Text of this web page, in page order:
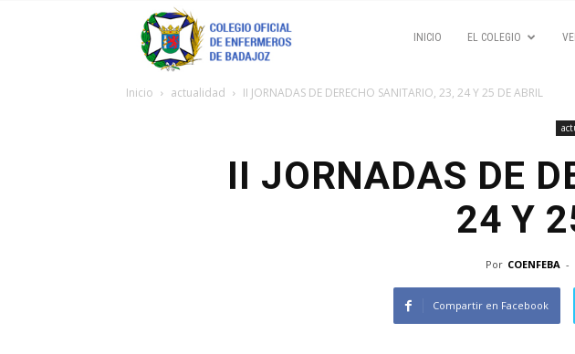
INICIO EL COLEGIO
Inicio actualidad II JORNADAS DE DERECHO SANITARIO, 23, 24 Y 25 DE ABRIL
II JORNADAS DE
24 Y
Por COENFEBA -
Compartir en Facebook